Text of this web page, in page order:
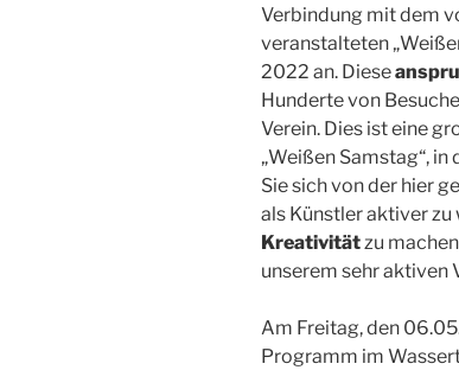
Verbindung mit dem
veranstalteten
2022 an. Diese
Hunderte von
Verein. Dies ist eine
„Weißen Samstag“,
Sie sich von der hier
als Künstler aktiver
Kreativitätzu
unserem sehr aktiven
Am Freitag, den
Programm im